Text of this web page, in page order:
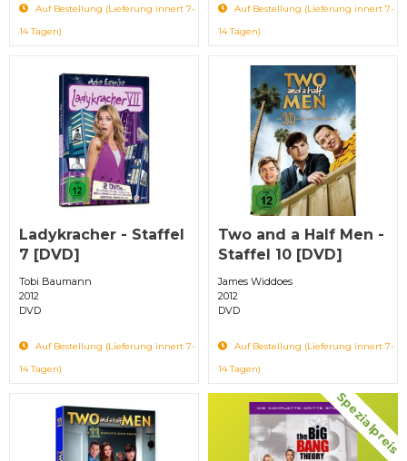
Auf Bestellung (Lieferung innert 7-
14 Tagen)
Auf Bestellung (Lieferung innert 7-
14 Tagen)
Ladykracher - Staffel
7 [DVD]
Tobi Baumann
2012
DVD
Auf Bestellung (Lieferung innert 7-
14 Tagen)
Two and a Half Men -
Staffel 10 [DVD]
James Widdoes
2012
DVD
Auf Bestellung (Lieferung innert 7-
14 Tagen)
Spezialpreis